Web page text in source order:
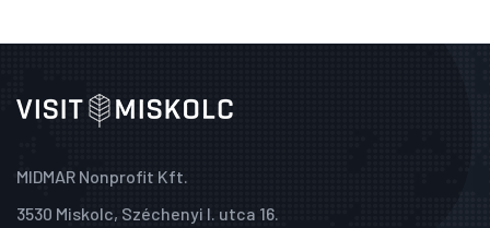
MIDMAR Nonprofit Kft.
3530 Miskolc, Széchenyi I. utca 16.